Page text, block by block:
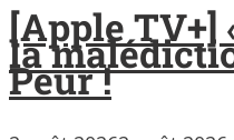
[Apple TV+]
la
Peur !